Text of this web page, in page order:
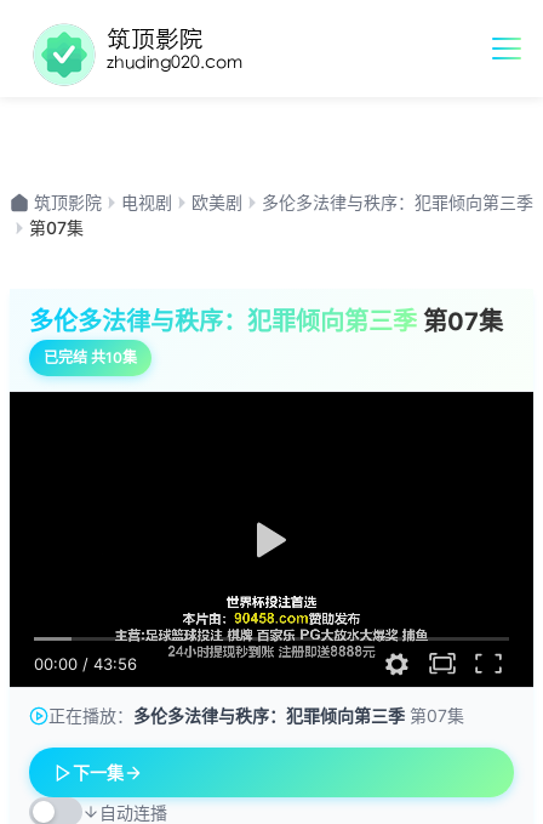
筑顶影院 电视剧 欧美剧
多伦多法律与秩序：犯罪倾向第三季
第07集
多伦多法律与秩序：犯罪倾向第三季 第07集
已完结 共10集
00:00 / 43:56
正在播放： 多伦多法律与秩序：犯罪倾向第三季 第07集
下一集
自动连播